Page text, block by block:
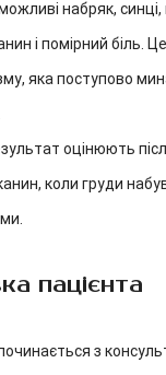
набряк, синці,
і помірний біль.
яка поступово
оцінюють
коли груди
пацієнта
з